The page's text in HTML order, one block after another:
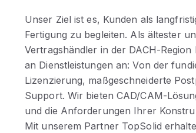
Unser Ziel ist es, Kunden als
Fertigung zu begleiten. Als ältester
Vertragshändler in der DACH-
an Dienstleistungen an: Von der
Lizenzierung, maßgeschneiderte
Support. Wir bieten CAD/CAM-
und die Anforderungen Ihrer
Mit unserem Partner TopSolid